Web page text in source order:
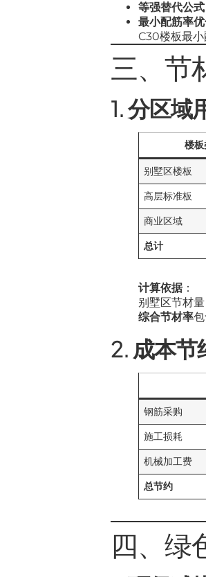
等强替代公式
最小配筋率
C30楼板最
三、节
1.分区域
楼板
别墅区楼板
高层标准板
商业区域
总计
计算依据：
别墅区节材
综合节材率
2. 成本节
钢筋采购
施工损耗
机械加工费
总节约
四、绿